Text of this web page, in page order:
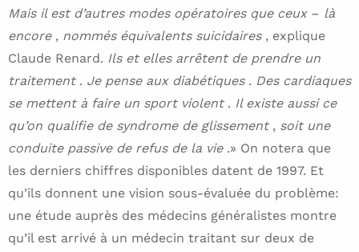
Mais il est d’autres modes opératoires que ceux – là
encore , nommés équivalents suicidaires , explique
Claude Renard. Ils et elles arrêtent de prendre un
traitement . Je pense aux diabétiques . Des cardiaques
se mettent à faire un sport violent . Il existe aussi ce
qu’on qualifie de syndrome de glissement , soit une
conduite passive de refus de la vie .» On notera que
les derniers chiffres disponibles datent de 1997. Et
qu’ils donnent une vision sous-évaluée du problème:
une étude auprès des médecins généralistes montre
qu’il est arrivé à un médecin traitant sur deux de